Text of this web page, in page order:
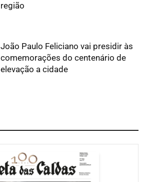
região
João Paulo Feliciano vai presidir às
comemorações do centenário de
elevação a cidade